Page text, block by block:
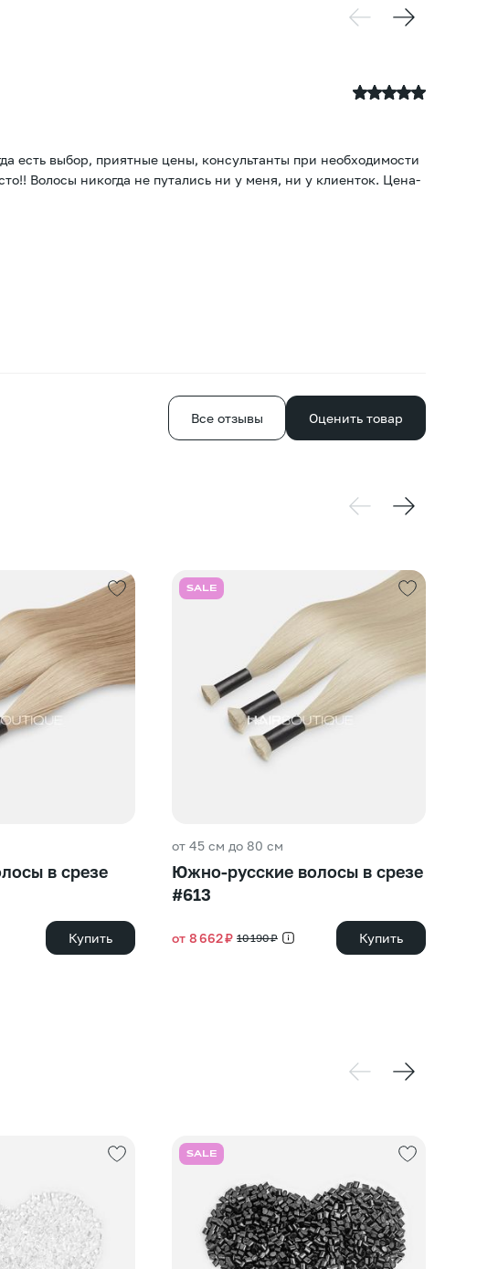
есть выбор, приятные цены, консультанты при необходимости
Волосы никогда не путались ни у меня, ни у клиенток. Цена-
Все отзывы Оценить товар
в срезе
Купить
SALE
от 45 см до 80 см
Южно-русские волосы в срезе
#613
от 8 662 ₽ 10 190 ₽ Купить
SALE